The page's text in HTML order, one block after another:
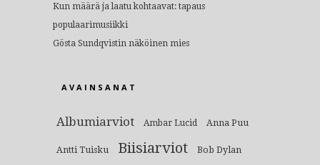
Kun määrä ja laatu kohtaavat: tapaus
populaarimusiikki
Gösta Sundqvistin näköinen mies
AVAINSANAT
Albumiarviot Ambar Lucid Anna Puu
Antti Tuisku Biisiarviot Bob Dylan